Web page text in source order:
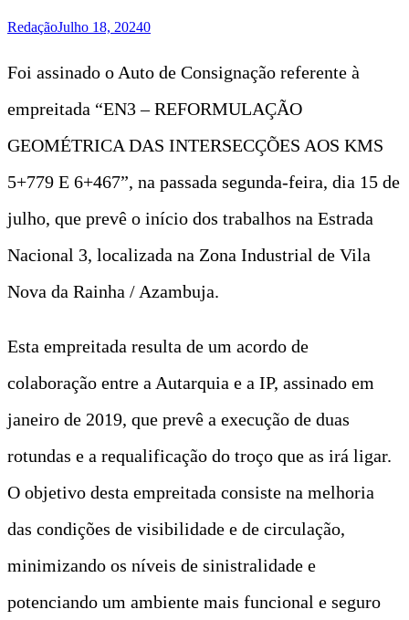
RedaçãoJulho 18, 20240
Foi assinado o Auto de Consignação referente à
empreitada “EN3 – REFORMULAÇÃO
GEOMÉTRICA DAS INTERSECÇÕES AOS KMS
5+779 E 6+467”, na passada segunda-feira, dia 15 de
julho, que prevê o início dos trabalhos na Estrada
Nacional 3, localizada na Zona Industrial de Vila
Nova da Rainha / Azambuja.
Esta empreitada resulta de um acordo de
colaboração entre a Autarquia e a IP, assinado em
janeiro de 2019, que prevê a execução de duas
rotundas e a requalificação do troço que as irá ligar.
O objetivo desta empreitada consiste na melhoria
das condições de visibilidade e de circulação,
minimizando os níveis de sinistralidade e
potenciando um ambiente mais funcional e seguro